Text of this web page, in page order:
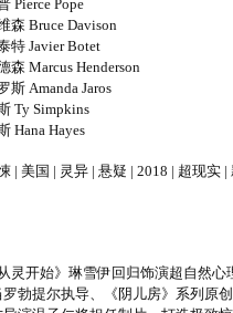
Pope
Davison
Botet
Henderson
Jaros
Simpkins
Hayes
国 | 灵异 | 悬疑 | 2018 | 超现实 |
开始》琳雪伊回归饰演超自然心
罗勃提尔执导、《阴儿房》系列原